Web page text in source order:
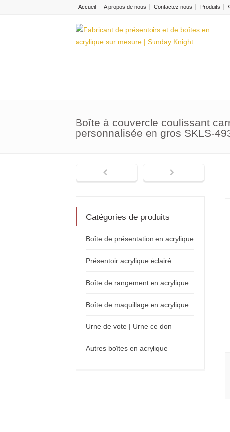
Accueil A propos de nous Contactez nous Produits
Boîte à couvercle coulissant
personnalisée en gros SKLS-
Catégories de produits
Boîte de présentation en acrylique
Présentoir acrylique éclairé
Boîte de rangement en acrylique
Boîte de maquillage en acrylique
Urne de vote | Urne de don
Autres boîtes en acrylique